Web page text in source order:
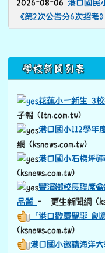
2026-08-06 港口國民
《第2次公告分6次招考
下中區域內容
學校新聞列表
花蓮小一新生 3
子報 (ltn.com.tw)
港口國小112學年
網 (ksnews.com.tw)
港口國小石梯坪
(ksnews.com.tw)
豐濱鄉校長聯席
品質 – 更生新聞網
「港口歡慶聖誕 創
(ksnews.com.tw)
港口國小邀請海洋